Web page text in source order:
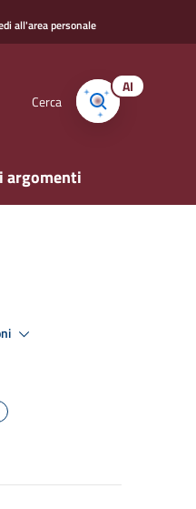
all'area personale
Cerca
AI
argomenti